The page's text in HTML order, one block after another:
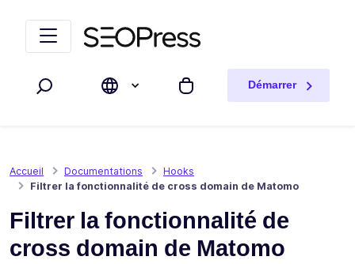
Rechercher Mon panier
Démarrer
Accueil Documentations
Hooks
Filtrer la fonctionnalité de cross domain de Matomo
Filtrer la fonctionnalité de
cross domain de Matomo